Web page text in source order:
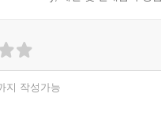
지 작성가능